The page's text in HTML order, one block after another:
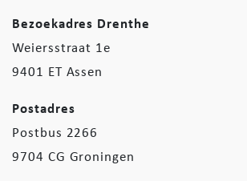
Bezoekadres Drenthe
Weiersstraat 1e
9401 ET Assen
Postadres
Postbus 2266
9704 CG Groningen